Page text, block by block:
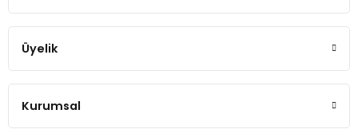
Üyelik
Kurumsal